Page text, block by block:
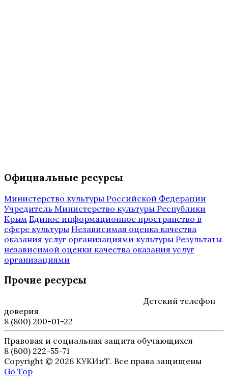
Официальные ресурсы
Министерство культуры Российской Федерации
Учредитель Министерство культуры Республики
Крым Единое информационное пространство в
сфере культуры Независимая оценка качества
оказания услуг организациями культуры Результаты
независимой оценки качества оказания услуг
организациями
Прочие ресурсы
Детский телефон
доверия
8 (800) 200-01-22
Правовая и социальная защита обучающихся
8 (800) 222-55-71
Copyright © 2026 КУКИиТ. Все права защищены
Go Top